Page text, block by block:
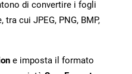
di convertire i fogli
cui JPEG, PNG, BMP,
e imposta il formato